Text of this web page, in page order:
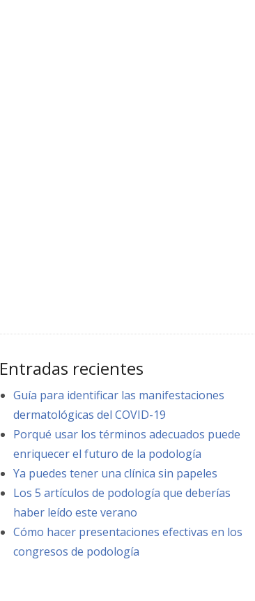
Entradas recientes
Guía para identificar las manifestaciones
dermatológicas del COVID-19
Porqué usar los términos adecuados puede
enriquecer el futuro de la podología
Ya puedes tener una clínica sin papeles
Los 5 artículos de podología que deberías
haber leído este verano
Cómo hacer presentaciones efectivas en los
congresos de podología